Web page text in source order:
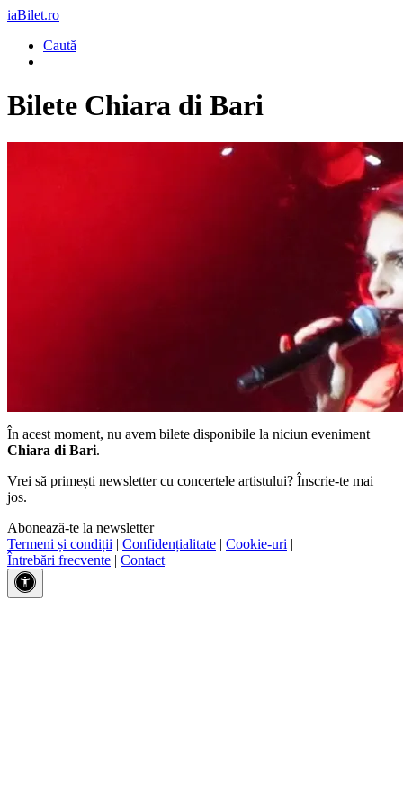
iaBilet.ro
Caută
Bilete Chiara di Bari
În acest moment, nu avem bilete disponibile la niciun eveniment
Chiara di Bari.
Vrei să primești newsletter cu concertele artistului? Înscrie-te mai
jos.
Abonează-te la newsletter
Termeni și condiții | Confidențialitate | Cookie-uri |
Întrebări frecvente | Contact